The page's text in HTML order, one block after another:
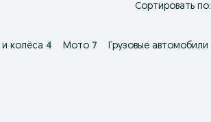
Сортировать по:
колёса 4 Мото 7 Грузовые автомобили